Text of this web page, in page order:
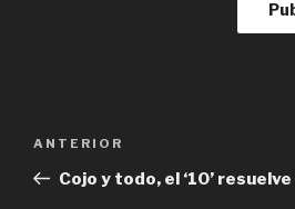
entradas
Entrada
anterior:
ANTERIOR
Cojo y todo, el ‘10’